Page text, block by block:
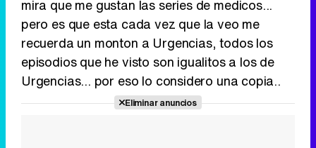
mira que me gustan las series de medicos...
pero es que esta cada vez que la veo me
recuerda un monton a Urgencias, todos los
episodios que he visto son igualitos a los de
Urgencias... por eso lo considero una copia..
Eliminar anuncios